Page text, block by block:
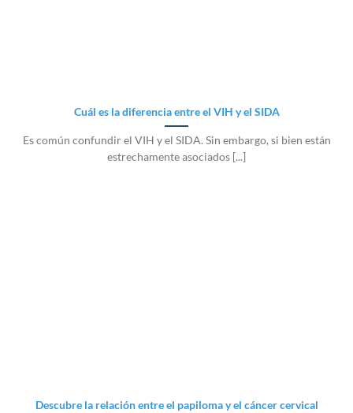
Cuál es la diferencia entre el VIH y el SIDA
Es común confundir el VIH y el SIDA. Sin embargo, si bien están
estrechamente asociados [...]
Descubre la relación entre el papiloma y el cáncer cervical